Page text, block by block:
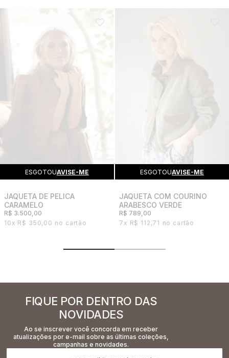
ESGOTOUAVISE-ME
JAQUETA DE PELICA
CARAMELO
R$ 3.500,00
10x R$ 350,00
ESGOTOUAVISE-ME
JAQUETA COM COURINO
ARABESCO VERDE
R$ 789,00
7x R$ 112,71
FIQUE POR DENTRO DAS
NOVIDADES
Ao se inscrever você concorda em receber
atualizações por e-mail sobre as últimas coleções,
campanhas e novidades.